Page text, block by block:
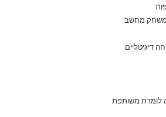
מחשב
דיגיטליים